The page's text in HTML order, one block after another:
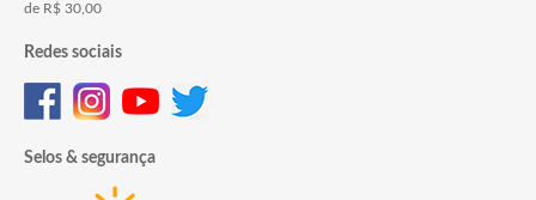
de R$ 30,00
Redes sociais
Selos & segurança